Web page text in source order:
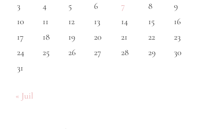
3
4 5 6 7 8
9
10
11 12 13 14 15
16
17
18 19 20 21 22
23
24
25 26 27 28 29
30
31
« Juil